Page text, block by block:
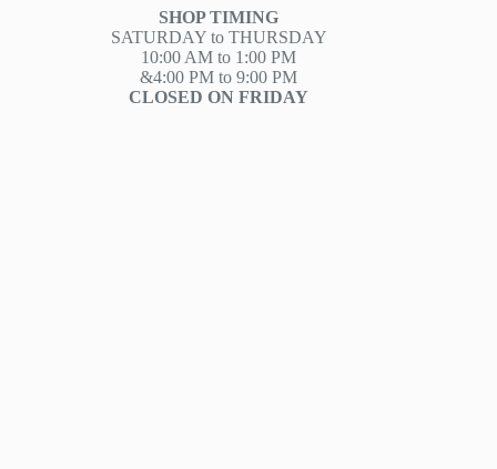
SHOP TIMING
SATURDAY to THURSDAY
10:00 AM to 1:00 PM
&4:00 PM to 9:00 PM
CLOSED ON FRIDAY